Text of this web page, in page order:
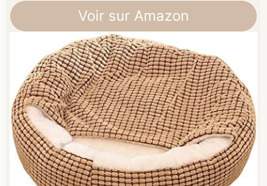
Voir sur Amazon